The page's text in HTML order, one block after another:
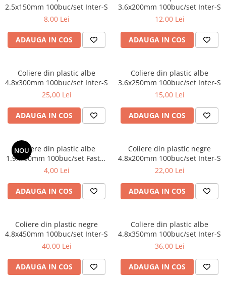
cilindirica
Burghie pentru lemn
Burghie pentru metal cu cobalt
Burghie pentru metal in trepte -
conice
Burghie pentru metal lungi
Burghie pentru sticla si ceramica
Dalti, spit-uri SDS+ si SDS MAX
Carote, freze si accesorii pentru
slefuire
Accesorii pentru prelucrare
Accesorii pentru frezare
Carote pentru ceramica
Dischete pentru slefuire ceramica
Carote HSS
Carote si accesorii pentru zidarie
2.5x150mm 100buc/set Inter-S
8,00 Lei
ADAUGA IN COS
3.6x200mm 100buc/set Inter-S
12,00 Lei
ADAUGA IN COS
Coliere din plastic albe
4.8x300mm 100buc/set Inter-S
25,00 Lei
ADAUGA IN COS
Coliere din plastic albe
3.6x250mm 100buc/set Inter-S
15,00 Lei
ADAUGA IN COS
NOU
Coliere din plastic albe
1.9x100mm 100buc/set Faster
Tools
4,00 Lei
ADAUGA IN COS
Coliere din plastic negre
4.8x200mm 100buc/set Inter-S
22,00 Lei
ADAUGA IN COS
Coliere din plastic negre
4.8x450mm 100buc/set Inter-S
40,00 Lei
ADAUGA IN COS
Coliere din plastic albe
4.8x350mm 100buc/set Inter-S
36,00 Lei
ADAUGA IN COS